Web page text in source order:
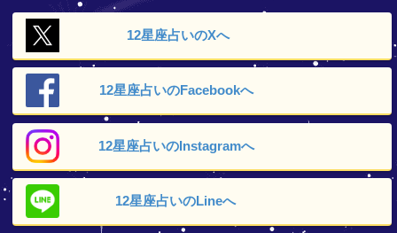
12星座占いのXへ
12星座占いのFacebookへ
12星座占いのInstagramへ
12星座占いのLineへ